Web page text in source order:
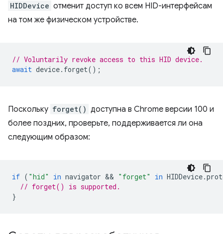
HIDDevice отменит доступ ко всем HID-интерфейсам
на том же физическом устройстве.
// Voluntarily revoke access to this HID device.
await device. forget();
Поскольку forget() доступна в Chrome версии 100 и
более поздних, проверьте, поддерживается ли она
следующим образом:
if ( "hid" in navigator && "forget" in HIDDevice.
// forget() is supported.
}